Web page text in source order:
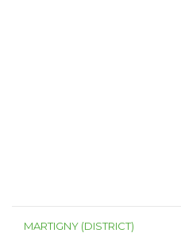
MARTIGNY (DISTRICT)